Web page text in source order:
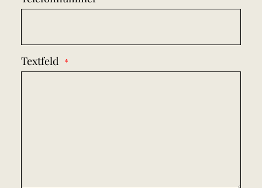
- Kontaktieren Sie Ihren Fachhändler vor derartigen Vorhaben.
über die richtigen Werkzeuge verfügen.
Textfeld